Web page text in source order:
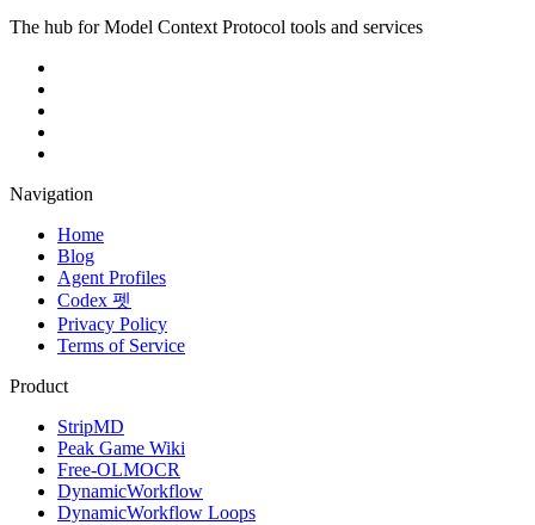
The hub for Model Context Protocol tools and services
Navigation
Home
Blog
Agent Profiles
Codex 펫
Privacy Policy
Terms of Service
Product
StripMD
Peak Game Wiki
Free-OLMOCR
DynamicWorkflow
DynamicWorkflow Loops